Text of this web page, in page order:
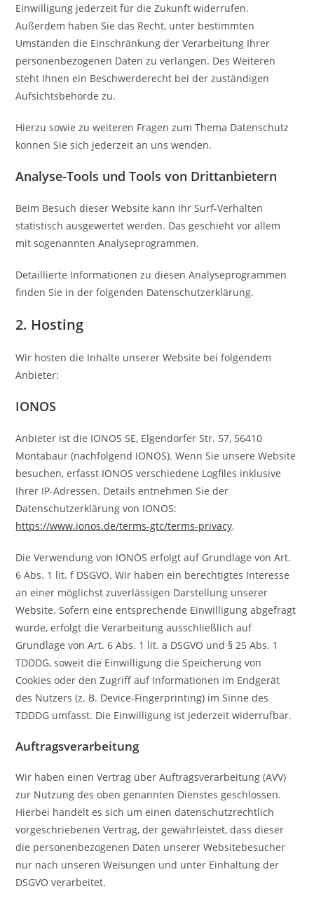
Einwilligung jederzeit für die Zukunft widerrufen.
Außerdem haben Sie das Recht, unter bestimmten
Umständen die Einschränkung der Verarbeitung Ihrer
personenbezogenen Daten zu verlangen. Des Weiteren
steht Ihnen ein Beschwerderecht bei der zuständigen
Aufsichtsbehörde zu.
Hierzu sowie zu weiteren Fragen zum Thema Datenschutz
können Sie sich jederzeit an uns wenden.
Analyse-Tools und Tools von Dritt­anbietern
Beim Besuch dieser Website kann Ihr Surf-Verhalten
statistisch ausgewertet werden. Das geschieht vor allem
mit sogenannten Analyseprogrammen.
Detaillierte Informationen zu diesen Analyseprogrammen
finden Sie in der folgenden Datenschutzerklärung.
2. Hosting
Wir hosten die Inhalte unserer Website bei folgendem
Anbieter:
IONOS
Anbieter ist die IONOS SE, Elgendorfer Str. 57, 56410
Montabaur (nachfolgend IONOS). Wenn Sie unsere Website
besuchen, erfasst IONOS verschiedene Logfiles inklusive
Ihrer IP-Adressen. Details entnehmen Sie der
Datenschutzerklärung von IONOS:
https://www.ionos.de/terms-gtc/terms-privacy.
Die Verwendung von IONOS erfolgt auf Grundlage von Art.
6 Abs. 1 lit. f DSGVO. Wir haben ein berechtigtes Interesse
an einer möglichst zuverlässigen Darstellung unserer
Website. Sofern eine entsprechende Einwilligung abgefragt
wurde, erfolgt die Verarbeitung ausschließlich auf
Grundlage von Art. 6 Abs. 1 lit. a DSGVO und § 25 Abs. 1
TDDDG, soweit die Einwilligung die Speicherung von
Cookies oder den Zugriff auf Informationen im Endgerät
des Nutzers (z. B. Device-Fingerprinting) im Sinne des
TDDDG umfasst. Die Einwilligung ist jederzeit widerrufbar.
Auftragsverarbeitung
Wir haben einen Vertrag über Auftragsverarbeitung (AVV)
zur Nutzung des oben genannten Dienstes geschlossen.
Hierbei handelt es sich um einen datenschutzrechtlich
vorgeschriebenen Vertrag, der gewährleistet, dass dieser
die personenbezogenen Daten unserer Websitebesucher
nur nach unseren Weisungen und unter Einhaltung der
DSGVO verarbeitet.